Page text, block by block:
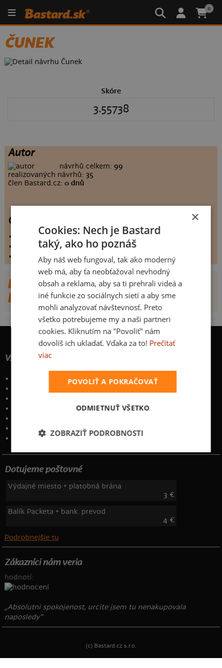
0
ČUNEK
Skóre
3.55738
Autor
návrhů celkem:99
realizovaných návrhů: 35
člen Bastard.cz:0 dnů
Čunek
vystaveno dne:8.8.2008
hodnoceno:61 krát
komentářů:
0
DALŠÍ NÁVRHY OD MICHAL
KURANDA
Všetko o nákupe
Poštovné a spôsoby doručenia
: info@bastard.sk
Telefón: 222 205 835
Dotujeme poštovné
Výdajné miesto + platobná brána
3 €
Balík Packeta + bank. prevod
4 €
Podrobnejšie tu
Zákazníci nám veria
hodnotí:
„Absolutni spokojenost, urcite jsem tu nenakupovala
naposledy“
(c) Bastard.cz s.r.o.
×
Cookies: Nech je Bastard
taký, ako ho poznáš
Aby náš web fungoval, tak ako moderný
web má, aby ťa neobťažoval nevhodný
obsah a reklama, aby sa ti prehrali videá a
iné funkcie zo sociálnych sietí a aby sme
mohli analyzovať návštevnosť. Preto
všetko potrebujeme my a naši partneri
cookies. Kliknutím na "Povoliť" nám
dovolíš ich ukladať. Vďaka za to! Prečítať
viac
POVOLIŤ A POKRAČOVAŤ
ODMIETNUŤ VŠETKO
ZOBRAZIŤ PODROBNOSTI